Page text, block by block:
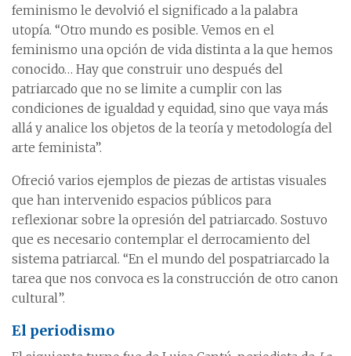
feminismo le devolvió el significado a la palabra
utopía. “Otro mundo es posible. Vemos en el
feminismo una opción de vida distinta a la que hemos
conocido… Hay que construir uno después del
patriarcado que no se limite a cumplir con las
condiciones de igualdad y equidad, sino que vaya más
allá y analice los objetos de la teoría y metodología del
arte feminista”.
Ofreció varios ejemplos de piezas de artistas visuales
que han intervenido espacios públicos para
reflexionar sobre la opresión del patriarcado. Sostuvo
que es necesario contemplar el derrocamiento del
sistema patriarcal. “En el mundo del pospatriarcado la
tarea que nos convoca es la construcción de otro canon
cultural”.
El periodismo